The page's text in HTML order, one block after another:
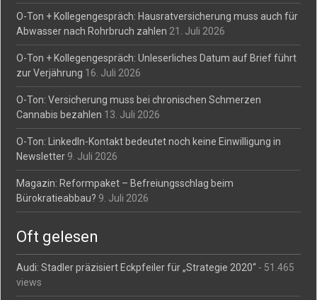
O-Ton + Kollegengespräch: Hausratversicherung muss auch für
Abwasser nach Rohrbruch zahlen 21. Juli 2026
O-Ton + Kollegengespräch: Unleserliches Datum auf Brief führt
zur Verjährung 16. Juli 2026
O-Ton: Versicherung muss bei chronischen Schmerzen
Cannabis bezahlen 13. Juli 2026
O-Ton: LinkedIn-Kontakt bedeutet noch keine Einwilligung in
Newsletter 9. Juli 2026
Magazin: Reformpaket – Befreiungsschlag beim
Bürokratieabbau? 9. Juli 2026
Oft gelesen
Audi: Stadler präzisiert Eckpfeiler für „Strategie 2020“ - 51.465
views